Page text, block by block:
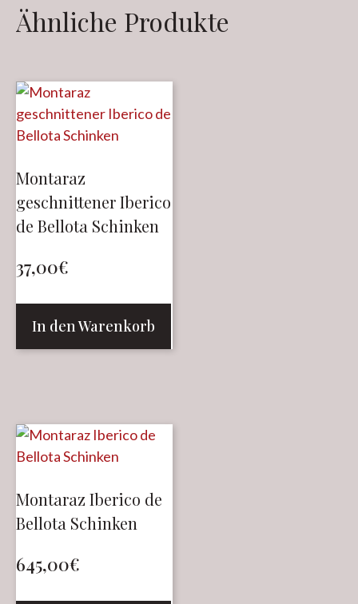
Ähnliche Produkte
Montaraz
geschnittener Iberico
de Bellota Schinken
37,00€
In den Warenkorb
Montaraz Iberico de
Bellota Schinken
645,00€